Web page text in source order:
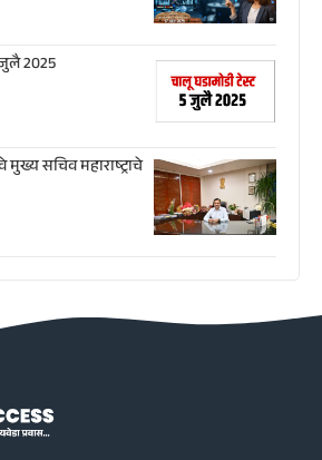
2025
सचिव महाराष्ट्राचे